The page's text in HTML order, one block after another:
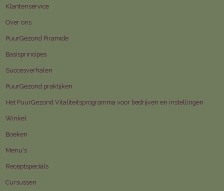
Klantenservice
Over ons
PuurGezond Piramide
Basisprincipes
Succesverhalen
PuurGezond praktijken
Het PuurGezond Vitaliteitsprogramma voor bedrijven en instellingen
Winkel
Boeken
Menu's
Receptspecials
Cursussen